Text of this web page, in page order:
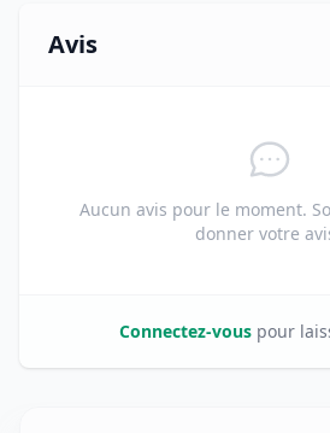
Avis
Aucun avis pour le moment.
donner votre
Connectez-vous pour